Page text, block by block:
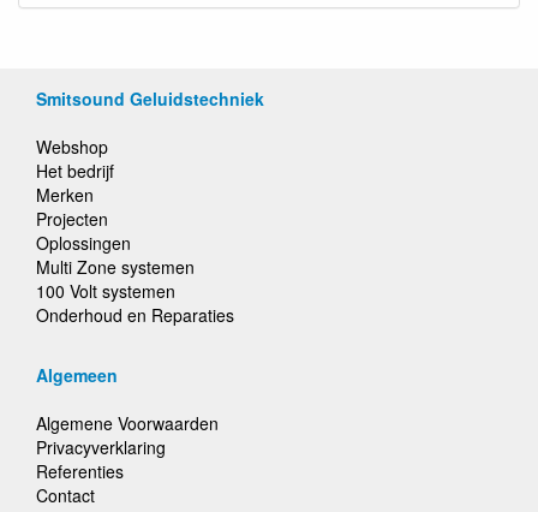
Smitsound Geluidstechniek
Webshop
Het bedrijf
Merken
Projecten
Oplossingen
Multi Zone systemen
100 Volt systemen
Onderhoud en Reparaties
Algemeen
Algemene Voorwaarden
Privacyverklaring
Referenties
Contact